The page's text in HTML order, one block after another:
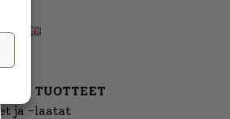
TUOTTEET
ja -laatat